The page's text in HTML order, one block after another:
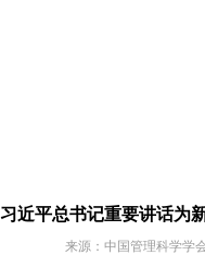
习近平总书记重要讲话为
来源：中国管理科学